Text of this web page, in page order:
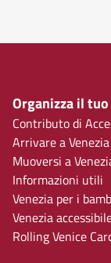
Organizza il
Contributo di
Arrivare a Venezia
Muoversi a
Informazioni utili
Venezia per i
Venezia
Rolling Venice